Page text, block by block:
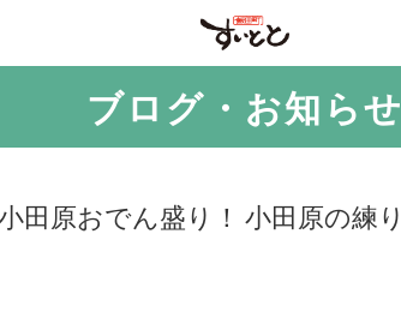
ブログ・お知らせ
田原おでん盛り！ 小田原の練り